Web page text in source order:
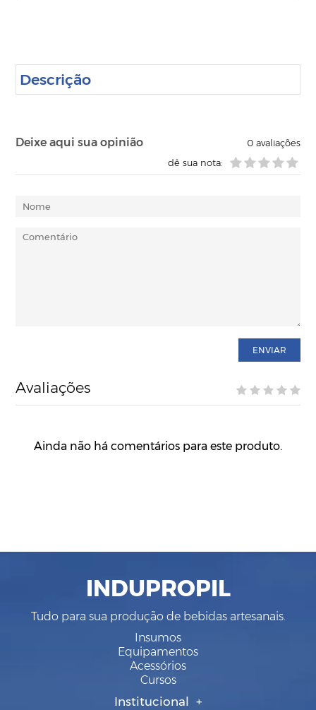
Descrição
Deixe aqui sua opinião 0avaliações
dê sua nota:
ENVIAR
Avaliações
Ainda não há comentários para este produto.
INDUPROPIL
Tudo para sua produção de bebidas artesanais.
Insumos
Equipamentos
Acessórios
Cursos
Institucional